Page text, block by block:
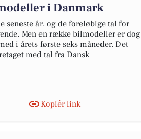
i Danmark
seneste år, og de foreløbige tal for
Men en række bilmodeller er dog
i årets første seks måneder. Det
med tal fra Dansk
Kopiér link